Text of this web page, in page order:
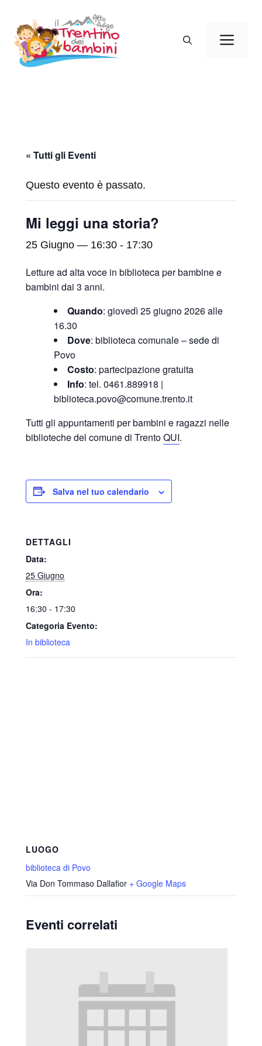
contenuto
« Tutti gli Eventi
Questo evento è passato.
Mi leggi una storia?
25 Giugno — 16:30 - 17:30
Letture ad alta voce in biblioteca per bambine e
bambini dai 3 anni.
Quando: giovedì 25 giugno 2026 alle
16.30
Dove: biblioteca comunale – sede di
Povo
Costo: partecipazione gratuita
Info: tel. 0461.889918 |
biblioteca.povo@comune.trento.it
Tutti gli appuntamenti per bambini e ragazzi nelle
biblioteche del comune di TrentoQUI.
Salva nel tuo calendario
DETTAGLI
Data:
25 Giugno
Ora:
16:30 - 17:30
Categoria Evento:
In biblioteca
LUOGO
biblioteca di Povo
Via Don Tommaso Dallafior + Google Maps
Eventi correlati